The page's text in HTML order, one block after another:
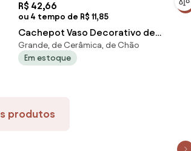
R$ 42,66
ou 4 tempo de R$ 11,85
Cachepot Vaso Decorativo de
Cerâmica Bright Colors Salmão Grande
Grande, de Cerâmica, de Chão
Em estoque
produtos